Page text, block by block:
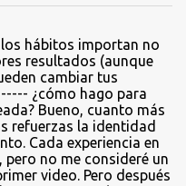
hábitos importan no
resultados (aunque
cambiar tus
¿cómo hago para
Bueno, cuanto más
refuerzas la identidad
Cada experiencia en
no me consideré un
video. Pero después